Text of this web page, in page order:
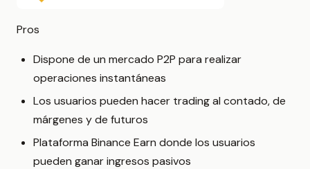
Pros
Dispone de un mercado P2P para realizar
operaciones instantáneas
Los usuarios pueden hacer trading al contado, de
márgenes y de futuros
Plataforma Binance Earn donde los usuarios
pueden ganar ingresos pasivos